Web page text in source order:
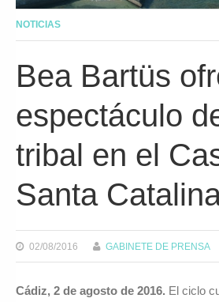
NOTICIAS
Bea Bartüs
espectáculo
tribal en el
Santa
02/08/2016 GABINETE DE PRENSA
Cádiz, 2 de agosto de 2016. El ciclo